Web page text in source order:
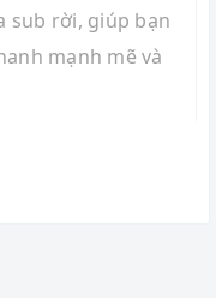
sub rời, giúp bạn
mạnh mẽ và